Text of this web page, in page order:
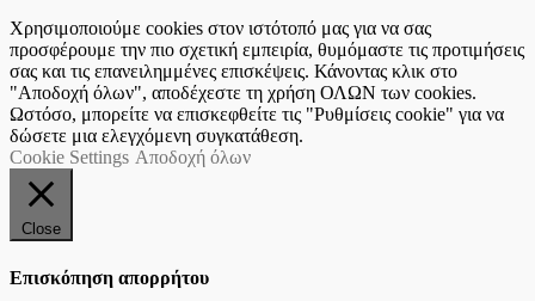
Χρησιμοποιούμε cookies στον ιστότοπό μας για να σας
προσφέρουμε την πιο σχετική εμπειρία, θυμόμαστε τις προτιμήσεις
σας και τις επανειλημμένες επισκέψεις. Κάνοντας κλικ στο
"Αποδοχή όλων", αποδέχεστε τη χρήση ΟΛΩΝ των cookies.
Ωστόσο, μπορείτε να επισκεφθείτε τις "Ρυθμίσεις cookie" για να
δώσετε μια ελεγχόμενη συγκατάθεση.
Cookie Settings Αποδοχή όλων
Close
Επισκόπηση απορρήτου